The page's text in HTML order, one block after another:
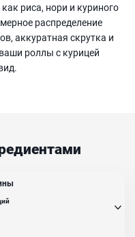
риса, нори и куриного
распределение
аккуратная скрутка и
роллы с курицей